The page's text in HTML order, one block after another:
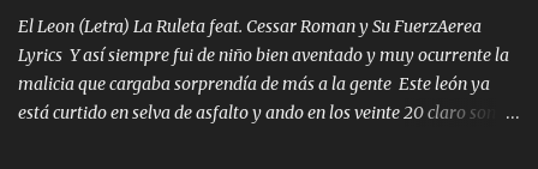
los HERMANOS un cerebro inteligente y com...
El Leon (Letra) La Ruleta feat. Cessar Roman y Su FuerzAerea
Lyrics Y así siempre fui de niño bien aventado y muy ocurrente la
malicia que cargaba sorprendía de más a la gente Este león ya
está curtido en selva de asfalto y ando en los veinte 20 claro son